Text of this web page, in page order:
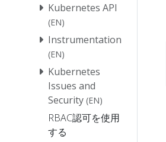
Kubernetes API
(EN)
Instrumentation
(EN)
Kubernetes
Issues and
Security (EN)
RBAC認可を使用
する